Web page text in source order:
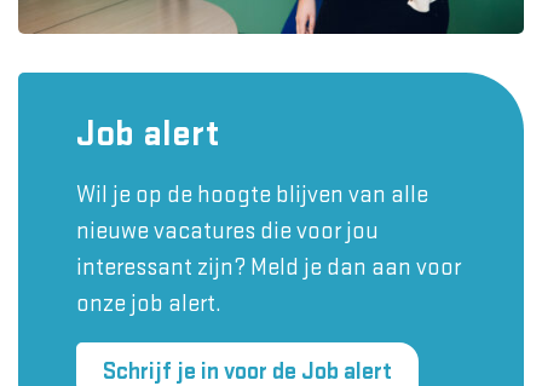
Job alert
Wil je op de hoogte blijven van alle
nieuwe vacatures die voor jou
interessant zijn? Meld je dan aan voor
onze job alert.
Schrijf je in voor de Job alert